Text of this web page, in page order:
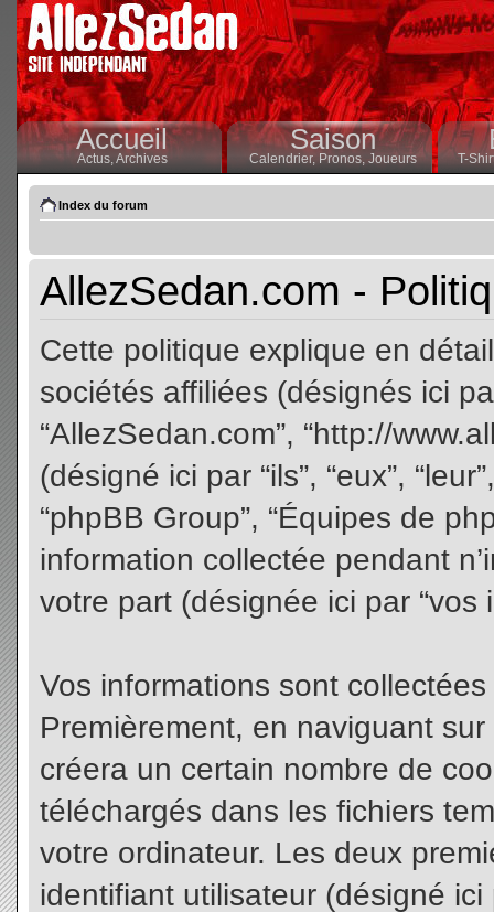
Accueil
Actus,Archives
Saison
Calendrier,Pronos, Joueurs T-
Index du forum
AllezSedan.com -
Cette politique explique en
sociétés affiliées (désignés ici
“AllezSedan.com”, “http://
(désigné ici par “ils”, “eux”,
“phpBB Group”, “Équipes de
information collectée pendant
votre part (désignée ici par “vos
Vos informations sont
Premièrement, en naviguant
créera un certain nombre de
téléchargés dans les fichiers
votre ordinateur. Les deux
identifiant utilisateur (désigné ici